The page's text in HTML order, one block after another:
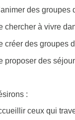
des
chercher à vivre
créer des groupes
proposer des
:
ceux qui